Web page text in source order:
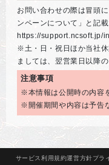
お問い合わせの際は冒頭
ンペーンについて」と記載
https://support.ncsoft.jp/
※土・日・祝日ほか当社
ましては、翌営業日以降
注意事項
※本情報は公開時の内容
※開催期間や内容は予告
サービス 利用規約運営方針プラ